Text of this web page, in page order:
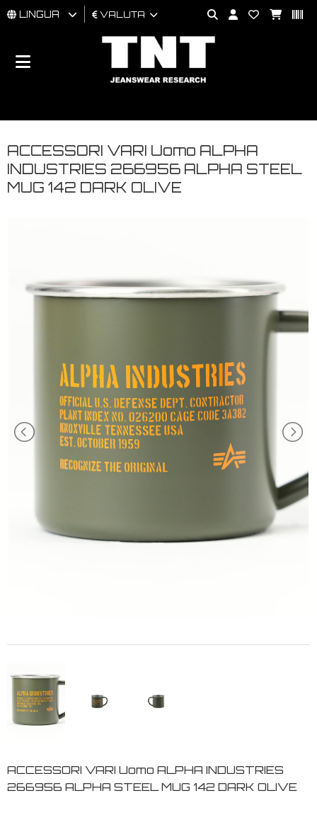
UOMO
BRAND
LINGUA VALUTA
ACCESSORI VARI Uomo ALPHA
INDUSTRIES 266956 ALPHA STEEL
MUG 142 DARK OLIVE
ACCESSORI VARI Uomo ALPHA INDUSTRIES
266956 ALPHA STEEL MUG 142 DARK OLIVE